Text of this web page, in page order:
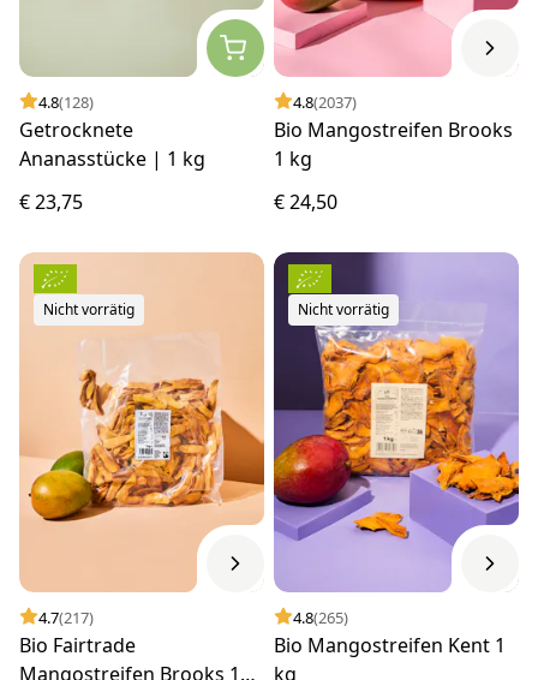
4.8(128)
Getrocknete
Ananasstücke | 1 kg
€ 23,75
4.8(2037)
Bio Mangostreifen Brooks
1 kg
€ 24,50
Nicht vorrätig
4.7(217)
Bio Fairtrade
Mangostreifen Brooks 1
Nicht vorrätig
4.8(265)
Bio Mangostreifen Kent 1
kg